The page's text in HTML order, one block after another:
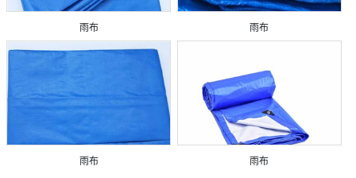
雨布 雨布
雨布 雨布